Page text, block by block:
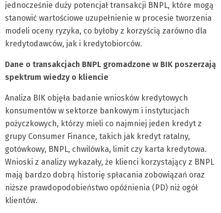
jednocześnie duży potencjał transakcji BNPL, które mogą
stanowić wartościowe uzupełnienie w procesie tworzenia
modeli oceny ryzyka, co byłoby z korzyścią zarówno dla
kredytodawców, jak i kredytobiorców.
Dane o transakcjach BNPL gromadzone w BIK poszerzają
spektrum wiedzy o kliencie
Analiza BIK objęła badanie wniosków kredytowych
konsumentów w sektorze bankowym i instytucjach
pożyczkowych, którzy mieli co najmniej jeden kredyt z
grupy Consumer Finance, takich jak kredyt ratalny,
gotówkowy, BNPL, chwilówka, limit czy karta kredytowa.
Wnioski z analizy wykazały, że klienci korzystający z BNPL
mają bardzo dobrą historię spłacania zobowiązań oraz
niższe prawdopodobieństwo opóźnienia (PD) niż ogół
klientów.